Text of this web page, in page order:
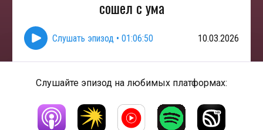
сошел с ума
Слушать эпизод • 01:06:50 10.03.2026
Слушайте эпизод на любимых платформах: